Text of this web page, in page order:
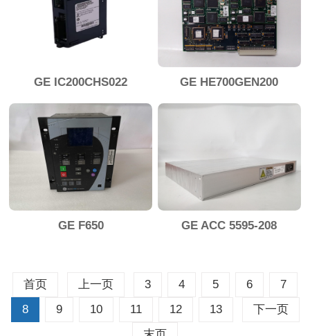
GE IC200CHS022 GE HE700GEN200
GE F650 GE ACC 5595-208
首页 上一页 3 4 5 6
7
8
9 10 11 12 13
下一页